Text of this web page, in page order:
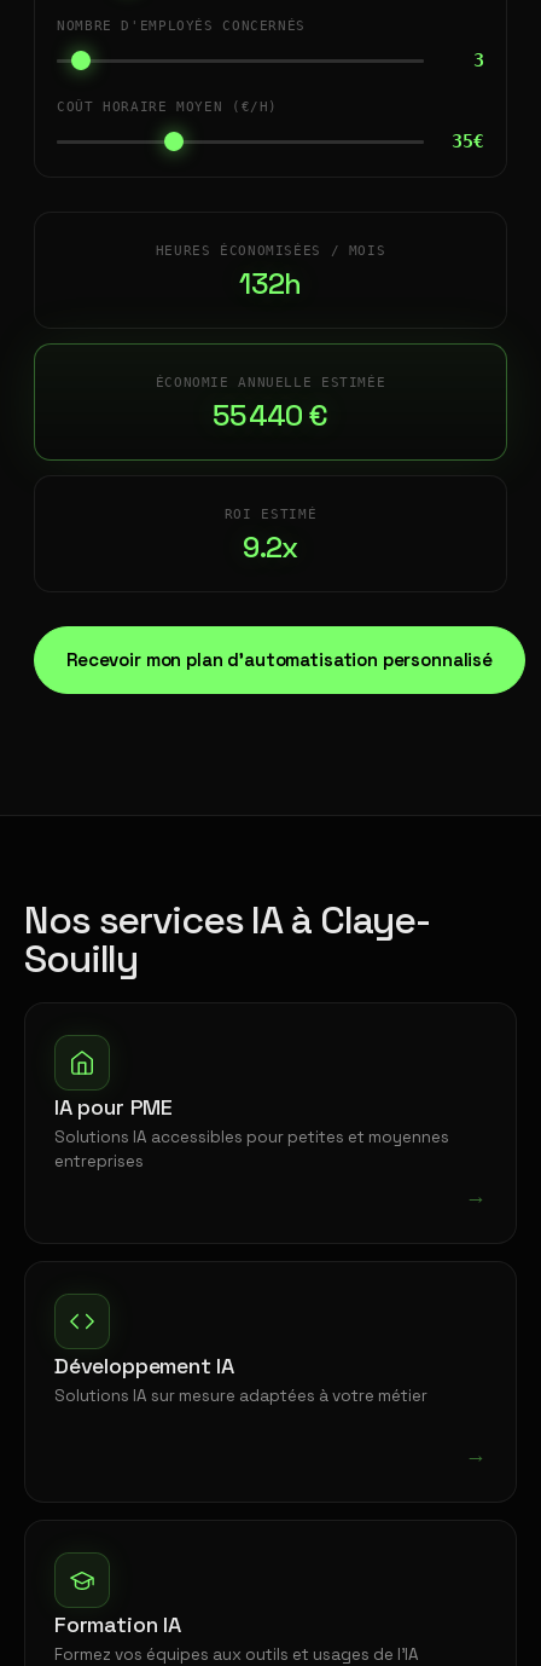
NOMBRE D'EMPLOYÉS CONCERNÉS
3
COÛT HORAIRE MOYEN (€/H)
35€
HEURES ÉCONOMISÉES / MOIS
132h
ÉCONOMIE ANNUELLE ESTIMÉE
55 440 €
ROI ESTIMÉ
9.2x
Recevoir mon plan d'automatisation personnalisé
Nos services IA à Claye-
Souilly
IA pour PME
Solutions IA accessibles pour petites et moyennes
entreprises
→
Développement IA
Solutions IA sur mesure adaptées à votre métier
→
Formation IA
Formez vos équipes aux outils et usages de l'IA